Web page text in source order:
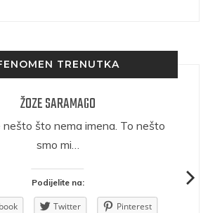
TRENUTKA
ŽOZE SARAMAGO
nešto što nema imena. To nešto
smo mi…
Podijelite na:
Twitter
Pinterest